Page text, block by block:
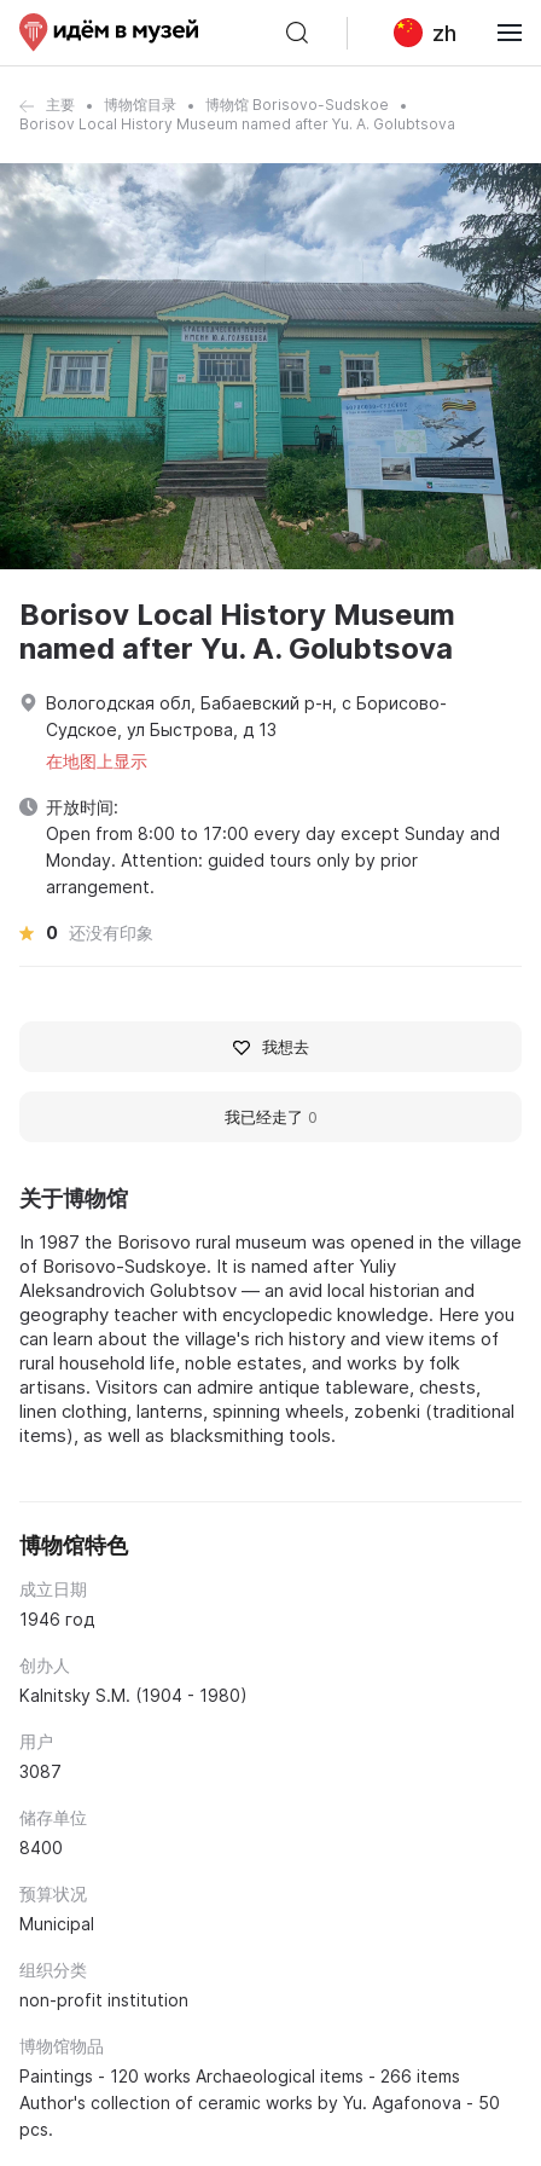
zh
主要 博物馆目录
博物馆 Borisovo-Sudskoe
Borisov Local History Museum named after Yu. A. Golubtsova
关于博物馆
In 1987 the Borisovo rural museum was opened in the village
of Borisovo-Sudskoye. It is named after Yuliy
Aleksandrovich Golubtsov — an avid local historian and
geography teacher with encyclopedic knowledge. Here you
can learn about the village's rich history and view items of
rural household life, noble estates, and works by folk
artisans. Visitors can admire antique tableware, chests,
linen clothing, lanterns, spinning wheels, zobenki (traditional
items), as well as blacksmithing tools.
博物馆特色
成立日期
1946 год
创办人
Kalnitsky S.M. (1904 - 1980)
用户
3087
储存单位
8400
预算状况
Municipal
组织分类
non-profit institution
博物馆物品
Paintings - 120 works Archaeological items - 266 items
Author's collection of ceramic works by Yu. Agafonova - 50
pcs.
Borisov Local History Museum
named after Yu. A. Golubtsova
Вологодская обл, Бабаевский р-н, с Борисово-
Судское, ул Быстрова, д 13
在地图上显示
开放时间:
Open from 8:00 to 17:00 every day except Sunday and
Monday. Attention: guided tours only by prior
arrangement.
0 还没有印象
我想去
我已经走了 0